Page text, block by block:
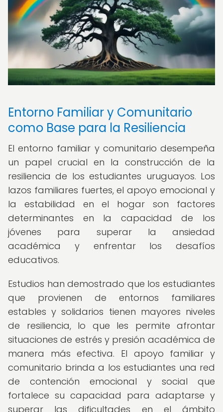
Entorno Familiar y Comunitario
como Base para la Resiliencia
El entorno familiar y comunitario desempeña
un papel crucial en la construcción de la
resiliencia de los estudiantes uruguayos. Los
lazos familiares fuertes, el apoyo emocional y
la estabilidad en el hogar son factores
determinantes en la capacidad de los
jóvenes para superar la ansiedad
académica y enfrentar los desafíos
educativos.
Estudios han demostrado que los estudiantes
que provienen de entornos familiares
estables y solidarios tienen mayores niveles
de resiliencia, lo que les permite afrontar
situaciones de estrés y presión académica de
manera más efectiva. El apoyo familiar y
comunitario brinda a los estudiantes una red
de contención emocional y social que
fortalece su capacidad para adaptarse y
superar las dificultades en el ámbito